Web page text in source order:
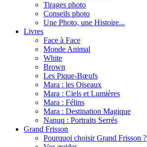
Tirages photo
Conseils photo
Une Photo, une Histoire...
Livres
Face à Face
Monde Animal
White
Brown
Les Pique-Bœufs
Mara : les Oiseaux
Mara : Ciels et Lumières
Mara : Félins
Mara : Destination Magique
Nanuq : Portraits Serrés
Grand Frisson
Pourquoi choisir Grand Frisson ?